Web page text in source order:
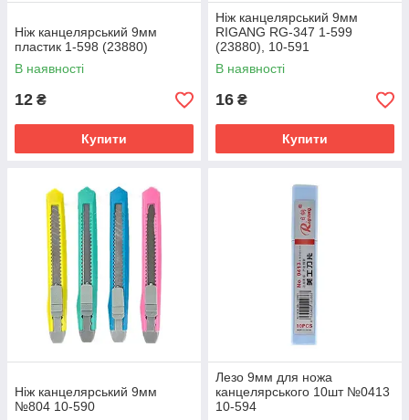
Ніж канцелярський 9мм
пластик 1-598 (23880)
В наявності
12 ₴
Купити
Ніж канцелярський 9мм
RIGANG RG-347 1-599
(23880), 10-591
В наявності
16 ₴
Купити
Ніж канцелярський 9мм
№804 10-590
Лезо 9мм для ножа
канцелярського 10шт №0413
10-594